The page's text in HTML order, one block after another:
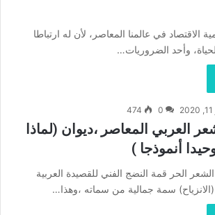
الاقتصاد في عالمنا المعاصر، لأن له ارتباطا
وأحد الضروريات…
0
474
العربي المعاصر ،ديوان (لماذا
أنموذجا )
الحر قمة النضج الفني للقصيدة العربية
(الانزياح) سمة جمالية من سماته ،وهذا…